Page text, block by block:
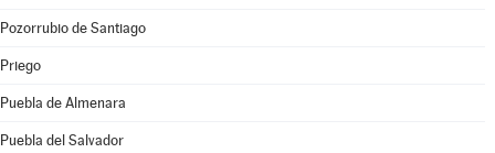
Pozorrubio de Santiago
Priego
Puebla de Almenara
Puebla del Salvador